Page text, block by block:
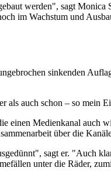
werden", sagt Monica
im Wachstum und
sinkenden
als auch schon – so mein
einen Medienkanal auch
über die
sagt er. "Auch
unter die Räder,